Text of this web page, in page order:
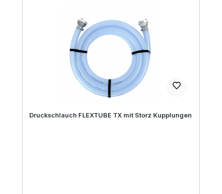
Druckschlauch FLEXTUBE TX mit Storz Kupplungen